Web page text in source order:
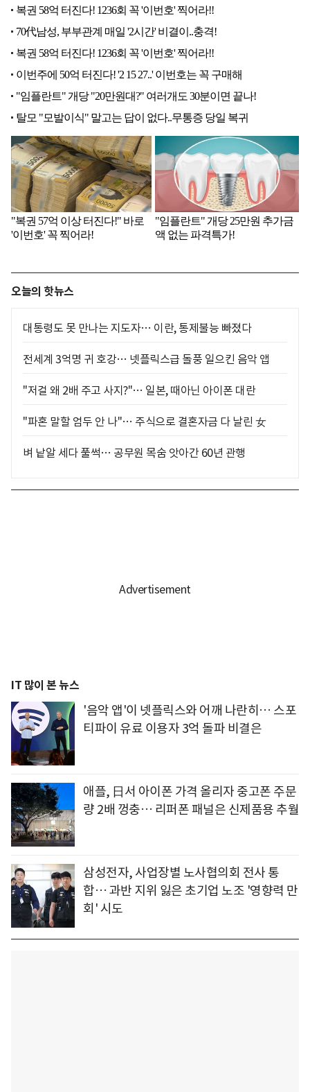
오늘의 핫뉴스
대통령도 못 만나는 지도자… 이란, 통제불능 빠졌다
전세계 3억명 귀 호강… 넷플릭스급 돌풍 일으킨 음악 앱
"저걸 왜 2배 주고 사지?"… 일본, 때아닌 아이폰 대란
"파혼 말할 엄두 안 나"… 주식으로 결혼자금 다 날린 女
벼 낱알 세다 풀썩… 공무원 목숨 앗아간 60년 관행
IT 많이 본 뉴스
'음악 앱'이 넷플릭스와 어깨 나란히… 스포
티파이 유료 이용자 3억 돌파 비결은
애플, 日서 아이폰 가격 올리자 중고폰 주문
량 2배 껑충… 리퍼폰 패널은 신제품용 추월
삼성전자, 사업장별 노사협의회 전사 통
합… 과반 지위 잃은 초기업 노조 '영향력 만
회' 시도